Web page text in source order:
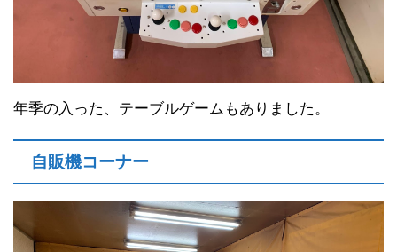
年季の入った、テーブルゲームもありました。
自販機コーナー